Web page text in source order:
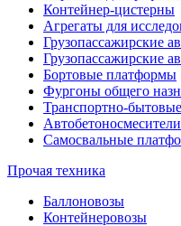
Контейнер-цистерны
Агрегаты для
Грузопассажирские
Грузопассажирские
Бортовые платформы
Фургоны общего
Транспортно-
Самосвальные
Прочая техника
Баллоновозы
Контейнеровозы